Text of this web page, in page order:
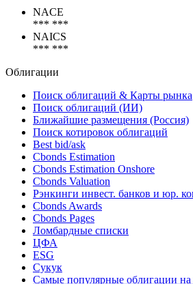
Коды
*** ***
*** ***
Облигации
Поиск облигаций & Карты рынка
Поиск облигаций (ИИ)
Ближайшие размещения (Россия)
Поиск котировок облигаций
Best bid/ask
Cbonds Estimation
Cbonds Estimation Onshore
Cbonds Valuation
Рэнкинги инвест. банков и юр.
Cbonds Awards
Cbonds Pages
Ломбардные списки